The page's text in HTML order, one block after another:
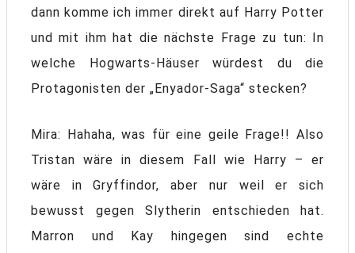
dann komme ich immer direkt auf Harry Potter
und mit ihm hat die nächste Frage zu tun: In
welche Hogwarts-Häuser würdest du die
Protagonisten der „Enyador-Saga“ stecken?
Mira: Hahaha, was für eine geile Frage!! Also
Tristan wäre in diesem Fall wie Harry – er
wäre in Gryffindor, aber nur weil er sich
bewusst gegen Slytherin entschieden hat.
Marron und Kay hingegen sind echte